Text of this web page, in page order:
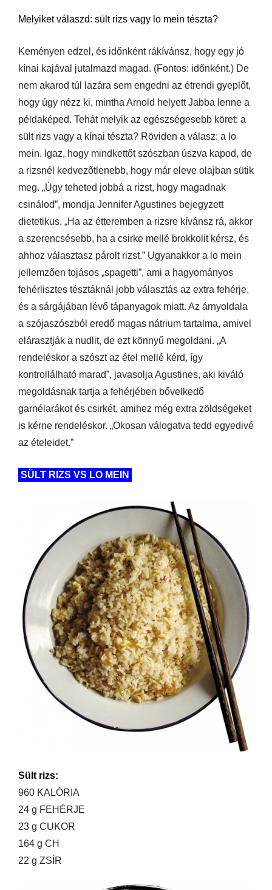
Melyiket válaszd: sült rizs vagy lo mein tészta?
Keményen edzel, és időnként rákívánsz, hogy egy jó
kínai kajával jutalmazd magad. (Fontos: időnként.) De
nem akarod túl lazára sem engedni az étrendi gyeplőt,
hogy úgy nézz ki, mintha Arnold helyett Jabba lenne a
példaképed. Tehát melyik az egészségesebb köret: a
sült rizs vagy a kínai tészta? Röviden a válasz: a lo
mein. Igaz, hogy mindkettőt szószban úszva kapod, de
a rizsnél kedvezőtlenebb, hogy már eleve olajban sütik
meg. „Úgy teheted jobbá a rizst, hogy magadnak
csinálod”, mondja Jennifer Agustines bejegyzett
dietetikus. „Ha az étteremben a rizsre kívánsz rá, akkor
a szerencsésebb, ha a csirke mellé brokkolit kérsz, és
ahhoz választasz párolt rizst.” Ugyanakkor a lo mein
jellemzően tojásos „spagetti”, ami a hagyományos
fehérlisztes tésztáknál jobb választás az extra fehérje,
és a sárgájában lévő tápanyagok miatt. Az árnyoldala
a szójaszószból eredő magas nátrium tartalma, amivel
elárasztják a nudlit, de ezt könnyű megoldani. „A
rendeléskor a szószt az étel mellé kérd, így
kontrollálható marad”, javasolja Agustines, aki kiváló
megoldásnak tartja a fehérjében bővelkedő
garnélarákot és csirkét, amihez még extra zöldségeket
is kérne rendeléskor. „Okosan válogatva tedd egyedivé
az ételeidet.”
SÜLT RIZS VS LO MEIN
Sült rizs:
960 KALÓRIA
24 g FEHÉRJE
23 g CUKOR
164 g CH
22 g ZSÍR